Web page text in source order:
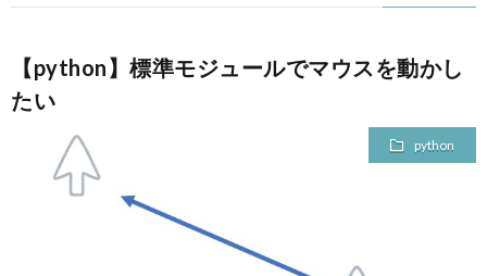
【python】標準モジュールでマウスを動かし
たい
python